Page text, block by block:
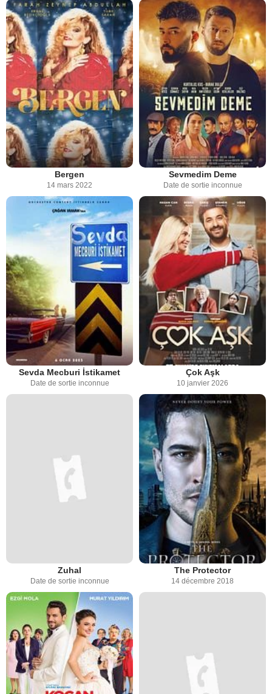
Bergen
14 mars 2022
Sevmedim Deme
Date de sortie inconnue
Sevda Mecburi İstikamet
Date de sortie inconnue
Çok Aşk
10 janvier 2026
Zuhal
Date de sortie inconnue
The Protector
14 décembre 2018